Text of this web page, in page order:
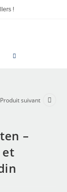
!
Produit suivant
–